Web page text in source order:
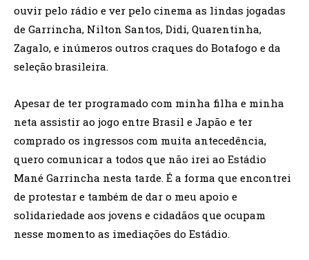
ouvir pelo rádio e ver pelo cinema as lindas jogadas
de Garrincha, Nilton Santos, Didi, Quarentinha,
Zagalo, e inúmeros outros craques do Botafogo e da
seleção brasileira.
Apesar de ter programado com minha filha e minha
neta assistir ao jogo entre Brasil e Japão e ter
comprado os ingressos com muita antecedência,
quero comunicar a todos que não irei ao Estádio
Mané Garrincha nesta tarde. É a forma que encontrei
de protestar e também de dar o meu apoio e
solidariedade aos jovens e cidadãos que ocupam
nesse momento as imediações do Estádio.